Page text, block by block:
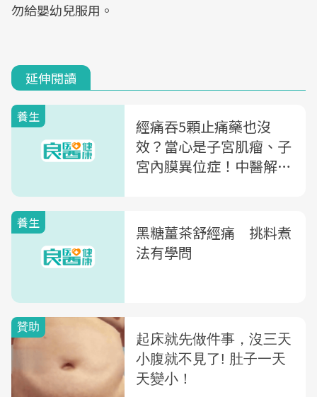
勿給嬰幼兒服用。
延伸閱讀
養生
經痛吞5顆止痛藥也沒
效？當心是子宮肌瘤、子
宮內膜異位症！中醫解析
養生
黑糖薑茶舒經痛 挑料煮
法有學問